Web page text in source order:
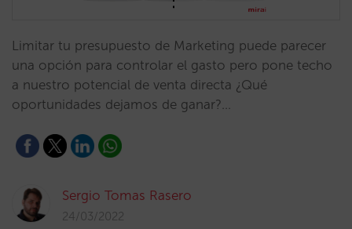
Limitar tu presupuesto de Marketing puede parecer
una opción para controlar el gasto pero pone techo
a nuestro potencial de venta directa ¿Qué
oportunidades dejamos de ganar?…
Sergio Tomas Rasero
24/03/2022